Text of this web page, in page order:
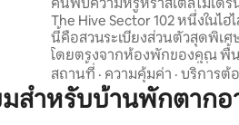
The Hive Sector 102 หนึ่งในไ
นี้คือสวนระเบียงส่วนตัวสุดพิเศ
โดยตรงจากห้องพักของคุณ พื้
สร้างขึ้นสำหรับผู้เข้าพักที่ชื่นชอ
บริสุทธิ์ สตูดิโอใหม่เอี่ยมนี้มีกา
หรูหราและความสะดวกสบายร
สถานที่ · ความคุ้มค่า · บริการต้
สำหรับบ้านพักตากอ